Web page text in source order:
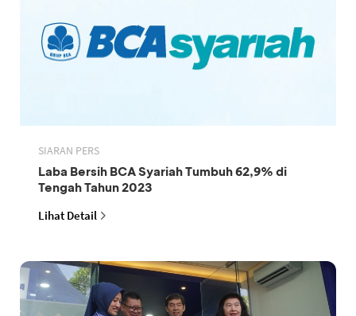
SIARAN PERS
Laba Bersih BCA Syariah Tumbuh 62,9% di
Tengah Tahun 2023
Lihat Detail